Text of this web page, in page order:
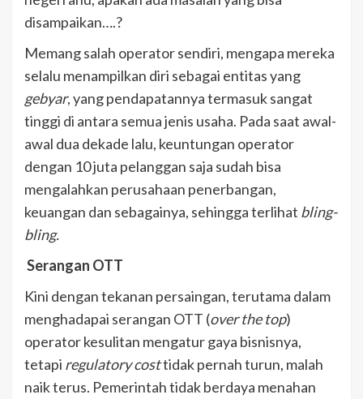
disampaikan….?
Memang salah operator sendiri, mengapa mereka
selalu menampilkan diri sebagai entitas yang
gebyar, yang pendapatannya termasuk sangat
tinggi di antara semua jenis usaha. Pada saat awal-
awal dua dekade lalu, keuntungan operator
dengan 10 juta pelanggan saja sudah bisa
mengalahkan perusahaan penerbangan,
keuangan dan sebagainya, sehingga terlihat bling-
bling.
Serangan OTT
Kini dengan tekanan persaingan, terutama dalam
menghadapai serangan OTT (over the top)
operator kesulitan mengatur gaya bisnisnya,
tetapi regulatory costtidak pernah turun, malah
naik terus. Pemerintah tidak berdaya menahan